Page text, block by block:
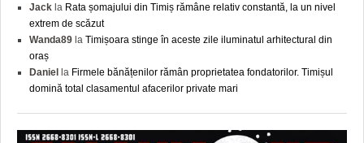
Jack la Rata șomajului din Timiș rămâne relativ constantă, la un nivel
extrem de scăzut
Wanda89 la Timișoara stinge în aceste zile iluminatul arhitectural din
oraș
Daniel la Firmele bănățenilor rămân proprietatea fondatorilor. Timișul
domină total clasamentul afacerilor private mari